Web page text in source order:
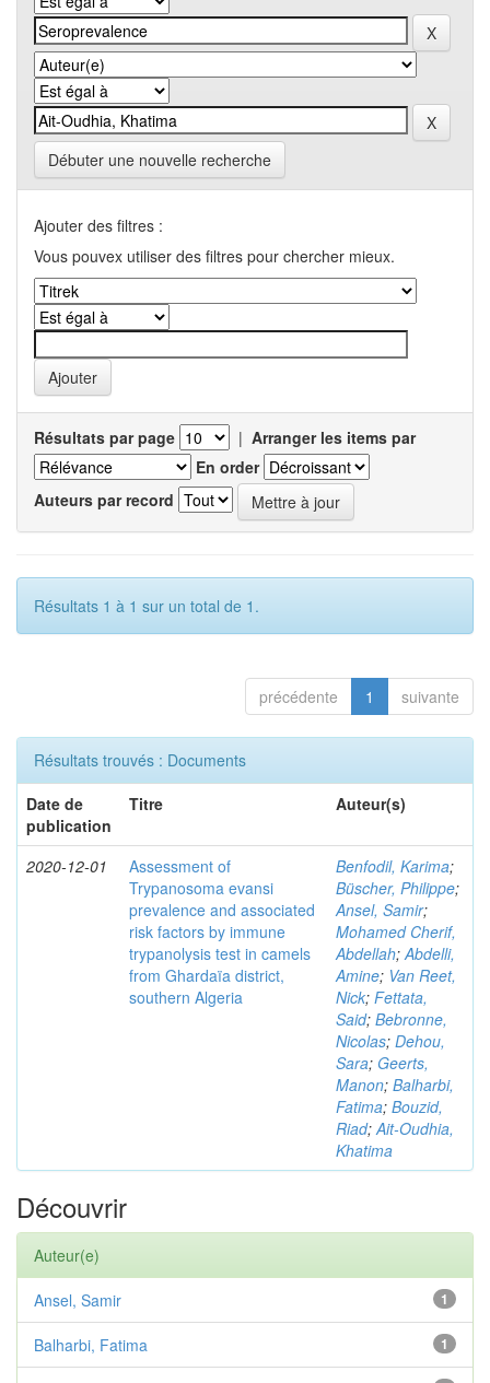
Débuter une nouvelle recherche
Ajouter des filtres :
Vous pouvex utiliser des filtres pour chercher mieux.
Résultats par page | Arranger les items par
En order
Auteurs par record
Résultats 1 à 1 sur un total de 1.
précédente 1 suivante
Résultats trouvés : Documents
Date de
publication
Titre Auteur(s)
2020-12-01
Assessment of
Trypanosoma evansi
prevalence and associated
risk factors by immune
trypanolysis test in camels
from Ghardaïa district,
southern Algeria
Benfodil, Karima;
Büscher, Philippe;
Ansel, Samir;
Mohamed Cherif,
Abdellah;Abdelli,
Amine; Van Reet,
Nick; Fettata,
Said; Bebronne,
Nicolas; Dehou,
Sara; Geerts,
Manon; Balharbi,
Fatima; Bouzid,
Riad;Ait-Oudhia,
Khatima
Découvrir
Auteur(e)
1
Ansel, Samir
1
Balharbi, Fatima